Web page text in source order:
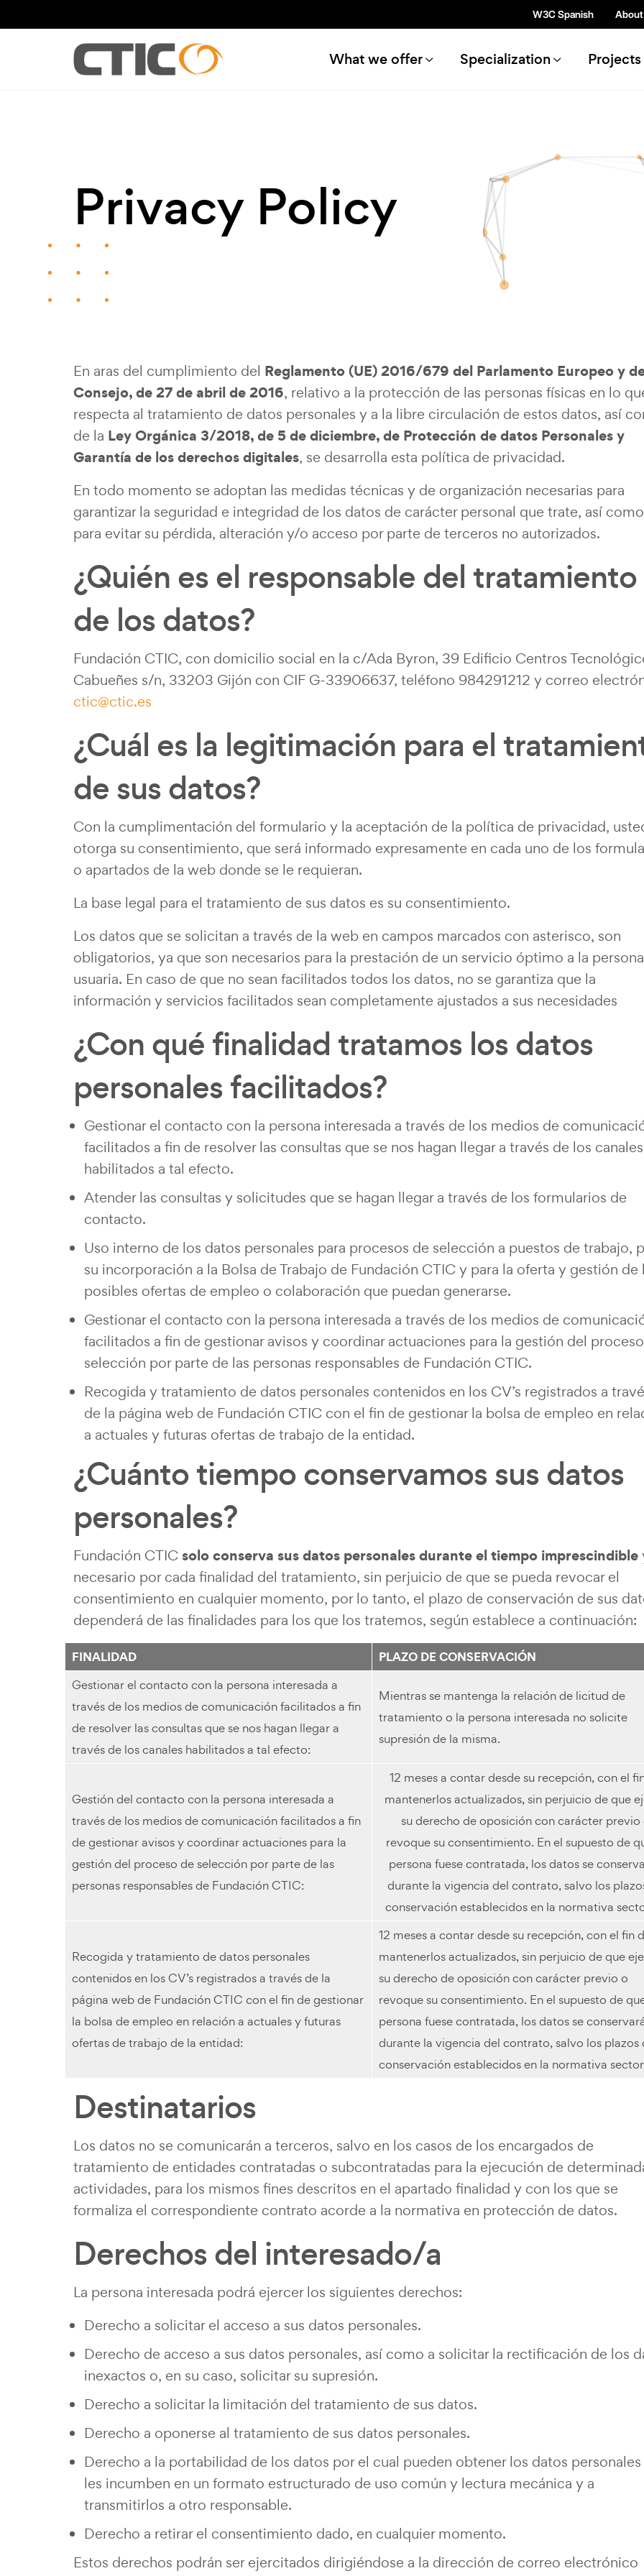
Skip to main content
Top bar menu W3C Spanish About
Main navigation
What we offer Specialization Projects
Privacy Policy
En aras del cumplimiento del Reglamento (UE) 2016/679 del Parlamento Europeo y
Consejo, de 27 de abril de 2016, relativo a la protección de las personas físicas en lo
respecta al tratamiento de datos personales y a la libre circulación de estos datos, así
de la Ley Orgánica 3/2018, de 5 de diciembre, de Protección de datos Personales y
Garantía de los derechos digitales, se desarrolla esta política de privacidad.
En todo momento se adoptan las medidas técnicas y de organización necesarias para
garantizar la seguridad e integridad de los datos de carácter personal que trate, así como
para evitar su pérdida, alteración y/o acceso por parte de terceros no autorizados.
¿Quién es el responsable del tratamiento
de los datos?
Fundación CTIC, con domicilio social en la c/Ada Byron, 39 Edificio Centros
Cabueñes s/n, 33203 Gijón con CIF G-33906637, teléfono 984291212 y correo
ctic@ctic.es
¿Cuál es la legitimación para el
de sus datos?
Con la cumplimentación del formulario y la aceptación de la política de privacidad,
otorga su consentimiento, que será informado expresamente en cada uno de los
o apartados de la web donde se le requieran.
La base legal para el tratamiento de sus datos es su consentimiento.
Los datos que se solicitan a través de la web en campos marcados con asterisco, son
obligatorios, ya que son necesarios para la prestación de un servicio óptimo a la persona
usuaria. En caso de que no sean facilitados todos los datos, no se garantiza que la
información y servicios facilitados sean completamente ajustados a sus necesidades
¿Con qué finalidad tratamos los datos
personales facilitados?
Gestionar el contacto con la persona interesada a través de los medios de
facilitados a fin de resolver las consultas que se nos hagan llegar a través de los canales
habilitados a tal efecto.
Atender las consultas y solicitudes que se hagan llegar a través de los formularios de
contacto.
Uso interno de los datos personales para procesos de selección a puestos de trabajo,
su incorporación a la Bolsa de Trabajo de Fundación CTIC y para la oferta y gestión de
posibles ofertas de empleo o colaboración que puedan generarse.
Gestionar el contacto con la persona interesada a través de los medios de
facilitados a fin de gestionar avisos y coordinar actuaciones para la gestión del
selección por parte de las personas responsables de Fundación CTIC.
Recogida y tratamiento de datos personales contenidos en los CV’s registrados a
de la página web de Fundación CTIC con el fin de gestionar la bolsa de empleo en
a actuales y futuras ofertas de trabajo de la entidad.
¿Cuánto tiempo conservamos sus datos
personales?
Fundación CTIC solo conserva sus datos personales durante el tiempo imprescindible
necesario por cada finalidad del tratamiento, sin perjuicio de que se pueda revocar el
consentimiento en cualquier momento, por lo tanto, el plazo de conservación de sus
dependerá de las finalidades para los que los tratemos, según establece a continuación:
FINALIDAD PLAZO DE CONSERVACIÓN
Gestionar el contacto con la persona interesada a
través de los medios de comunicación facilitados a fin
de resolver las consultas que se nos hagan llegar a
través de los canales habilitados a tal efecto:
Mientras se mantenga la relación de licitud de
tratamiento o la persona interesada no solicite
supresión de la misma.
Gestión del contacto con la persona interesada a
través de los medios de comunicación facilitados a fin
de gestionar avisos y coordinar actuaciones para la
gestión del proceso de selección por parte de las
personas responsables de Fundación CTIC:
12 meses a contar desde su recepción, con el
mantenerlos actualizados, sin perjuicio de que
su derecho de oposición con carácter previo
revoque su consentimiento. En el supuesto de
persona fuese contratada, los datos se
durante la vigencia del contrato, salvo los
conservación establecidos en la normativa
Recogida y tratamiento de datos personales
contenidos en los CV’s registrados a través de la
página web de Fundación CTIC con el fin de gestionar
la bolsa de empleo en relación a actuales y futuras
ofertas de trabajo de la entidad:
12 meses a contar desde su recepción, con el fin
mantenerlos actualizados, sin perjuicio de que
su derecho de oposición con carácter previo o
revoque su consentimiento. En el supuesto de
persona fuese contratada, los datos se
durante la vigencia del contrato, salvo los plazos
conservación establecidos en la normativa
Destinatarios
Los datos no se comunicarán a terceros, salvo en los casos de los encargados de
tratamiento de entidades contratadas o subcontratadas para la ejecución de
actividades, para los mismos fines descritos en el apartado finalidad y con los que se
formaliza el correspondiente contrato acorde a la normativa en protección de datos.
Derechos del interesado/a
La persona interesada podrá ejercer los siguientes derechos:
Derecho a solicitar el acceso a sus datos personales.
Derecho de acceso a sus datos personales, así como a solicitar la rectificación de los
inexactos o, en su caso, solicitar su supresión.
Derecho a solicitar la limitación del tratamiento de sus datos.
Derecho a oponerse al tratamiento de sus datos personales.
Derecho a la portabilidad de los datos por el cual pueden obtener los datos
les incumben en un formato estructurado de uso común y lectura mecánica y a
transmitirlos a otro responsable.
Derecho a retirar el consentimiento dado, en cualquier momento.
Estos derechos podrán ser ejercitados dirigiéndose a la dirección de correo electrónico